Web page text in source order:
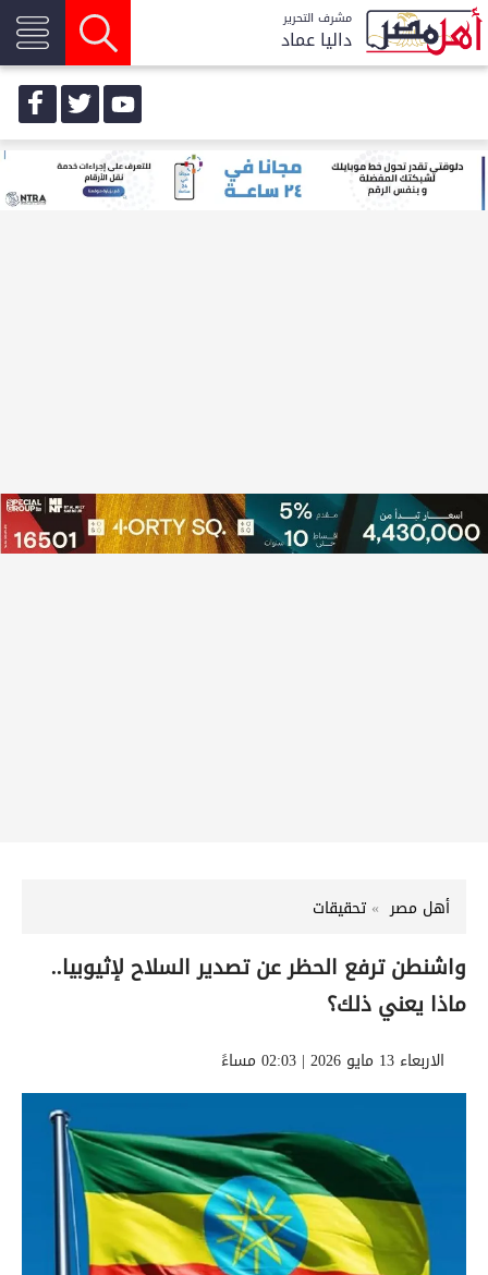
مشرف التحرير
داليا عماد
أهل مصر تحقيقات
واشنطن ترفع الحظر عن تصدير السلاح لإثيوبيا..
ماذا يعني ذلك؟
الاربعاء 13 مايو 2026 | 02:03 مساءً